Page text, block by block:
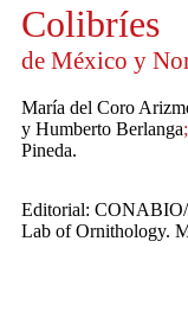
Colibríes
de México y
María del Coro
y Humberto Berlanga;
Pineda.
Editorial:
Lab of Ornithology.